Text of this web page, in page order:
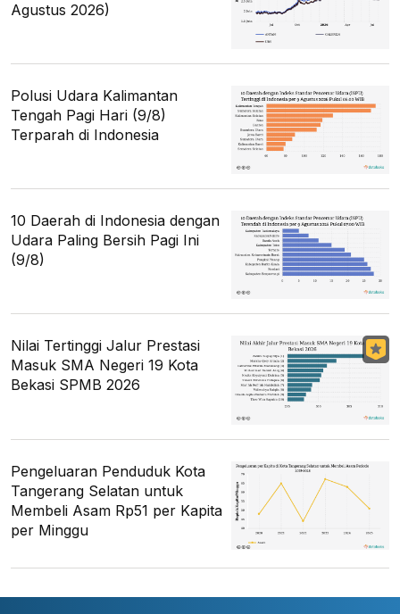
Agustus 2026)
Polusi Udara Kalimantan
Tengah Pagi Hari (9/8)
Terparah di Indonesia
10 Daerah di Indonesia dengan
Udara Paling Bersih Pagi Ini
(9/8)
Nilai Tertinggi Jalur Prestasi
Masuk SMA Negeri 19 Kota
Bekasi SPMB 2026
Pengeluaran Penduduk Kota
Tangerang Selatan untuk
Membeli Asam Rp51 per Kapita
per Minggu